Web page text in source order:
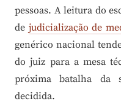
pessoas. A leitura do
de judicialização de
genérico nacional
do juiz para a mesa
próxima batalha da
decidida.